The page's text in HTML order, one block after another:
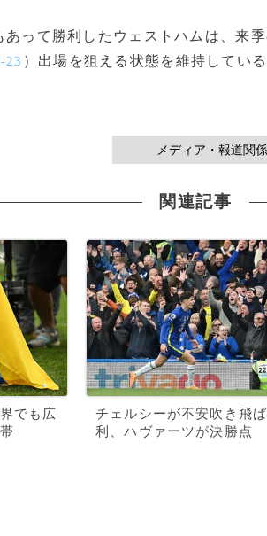
って勝利したウェストハムは、来
23 ）出場を狙える状態を維持してい
メディア・報道関
関連記事
でも広
チェルシーが不安吹き飛
利、ハヴァーツが決勝点